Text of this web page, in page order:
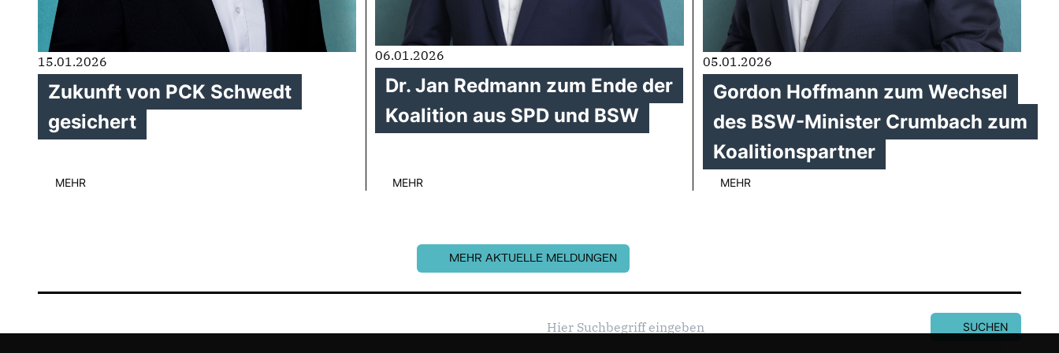
15.01.2026
Zukunft von PCK Schwedt
gesichert
MEHR
06.01.2026
Dr. Jan Redmann zum Ende der
Koalition aus SPD und BSW
MEHR
05.01.2026
Gordon Hoffmann zum Wechsel
des BSW-Minister Crumbach zum
Koalitionspartner
MEHR
MEHR AKTUELLE MELDUNGEN
SUCHEN